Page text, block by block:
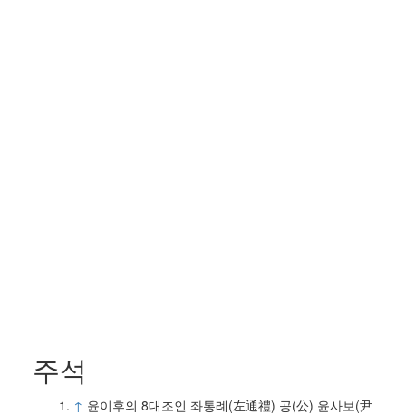
주석
↑ 윤이후의 8대조인 좌통례(左通禮) 공(公) 윤사보(尹